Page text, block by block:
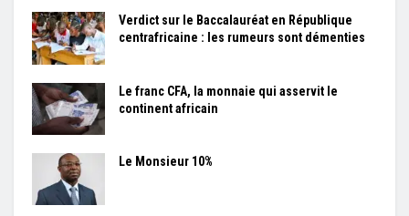
Verdict sur le Baccalauréat en République
centrafricaine : les rumeurs sont démenties
Le franc CFA, la monnaie qui asservit le
continent africain
Le Monsieur 10%